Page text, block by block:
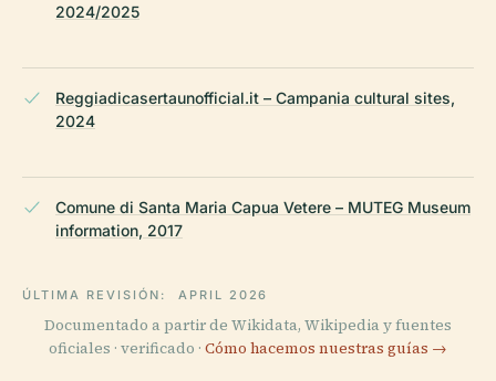
2024/2025
Reggiadicasertaunofficial.it – Campania cultural sites,
2024
Comune di Santa Maria Capua Vetere – MUTEG Museum
information, 2017
ÚLTIMA REVISIÓN: APRIL 2026
Documentado a partir de Wikidata, Wikipedia y fuentes
oficiales · verificado · Cómo hacemos nuestras guías →